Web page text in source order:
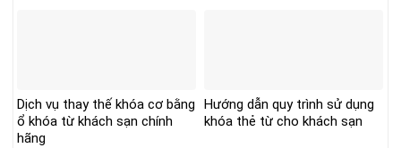
Dịch vụ thay thế khóa cơ bằng
ổ khóa từ khách sạn chính
hãng
Hướng dẫn quy trình sử dụng
khóa thẻ từ cho khách sạn